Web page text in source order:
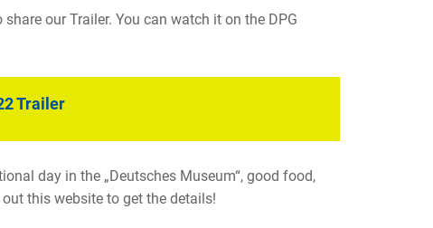
our Trailer. You can watch it on the DPG
Trailer
day in the „Deutsches Museum“, good food,
this website to get the details!